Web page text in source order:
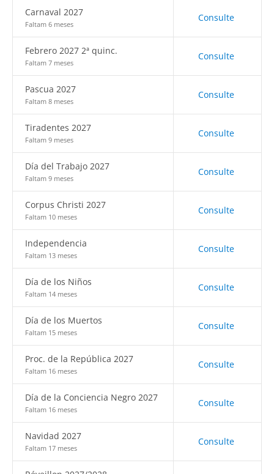
Carnaval 2027
Faltam 6 meses
Consulte
Febrero 2027 2ª quinc.
Faltam 7 meses
Consulte
Pascua 2027
Faltam 8 meses
Consulte
Tiradentes 2027
Faltam 9 meses
Consulte
Día del Trabajo 2027
Faltam 9 meses
Consulte
Corpus Christi 2027
Faltam 10 meses
Consulte
Independencia
Faltam 13 meses
Consulte
Día de los Niños
Faltam 14 meses
Consulte
Día de los Muertos
Faltam 15 meses
Consulte
Proc. de la República 2027
Faltam 16 meses
Consulte
Día de la Conciencia Negro 2027
Faltam 16 meses
Consulte
Navidad 2027
Faltam 17 meses
Consulte